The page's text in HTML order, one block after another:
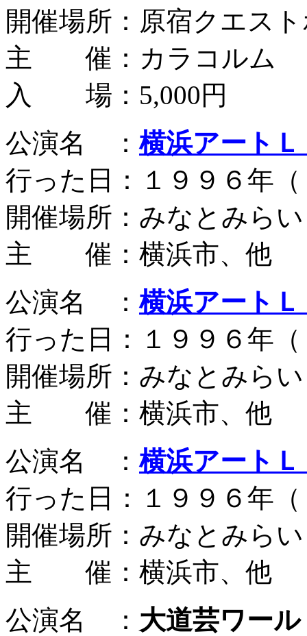
開催場所：原宿クエス
主 催：カラコルム
入 場：5,000円
公演名 ：横浜アート
行った日：１９９６年
開催場所：みなとみら
主 催：横浜市、他
公演名 ：横浜アート
行った日：１９９６年
開催場所：みなとみら
主 催：横浜市、他
公演名 ：横浜アート
行った日：１９９６年
開催場所：みなとみら
主 催：横浜市、他
公演名 ： 大道芸ワー